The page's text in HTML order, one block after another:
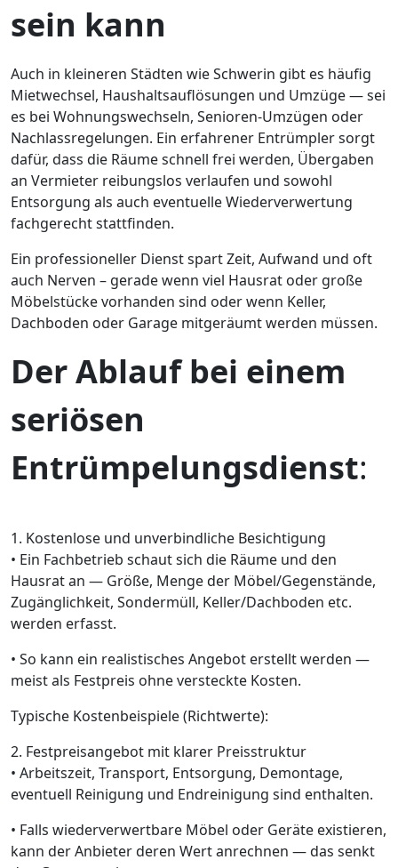
sein kann
Auch in kleineren Städten wie Schwerin gibt es häufig
Mietwechsel, Haushaltsauflösungen und Umzüge — sei
es bei Wohnungswechseln, Senioren-Umzügen oder
Nachlassregelungen. Ein erfahrener Entrümpler sorgt
dafür, dass die Räume schnell frei werden, Übergaben
an Vermieter reibungslos verlaufen und sowohl
Entsorgung als auch eventuelle Wiederverwertung
fachgerecht stattfinden.
Ein professioneller Dienst spart Zeit, Aufwand und oft
auch Nerven – gerade wenn viel Hausrat oder große
Möbelstücke vorhanden sind oder wenn Keller,
Dachboden oder Garage mitgeräumt werden müssen.
Der Ablauf bei einem
seriösen
Entrümpelungsdienst:
1. Kostenlose und unverbindliche Besichtigung
• Ein Fachbetrieb schaut sich die Räume und den
Hausrat an — Größe, Menge der Möbel/Gegenstände,
Zugänglichkeit, Sondermüll, Keller/Dachboden etc.
werden erfasst.
• So kann ein realistisches Angebot erstellt werden —
meist als Festpreis ohne versteckte Kosten.
Typische Kostenbeispiele (Richtwerte):
2. Festpreisangebot mit klarer Preisstruktur
• Arbeitszeit, Transport, Entsorgung, Demontage,
eventuell Reinigung und Endreinigung sind enthalten.
• Falls wiederverwertbare Möbel oder Geräte existieren,
kann der Anbieter deren Wert anrechnen — das senkt